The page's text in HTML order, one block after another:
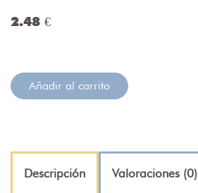
2.48 €
Añadir al carrito
Descripción Valoraciones (0)